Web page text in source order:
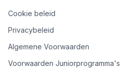
Cookie beleid
Privacybeleid
Algemene Voorwaarden
Voorwaarden Juniorprogramma's